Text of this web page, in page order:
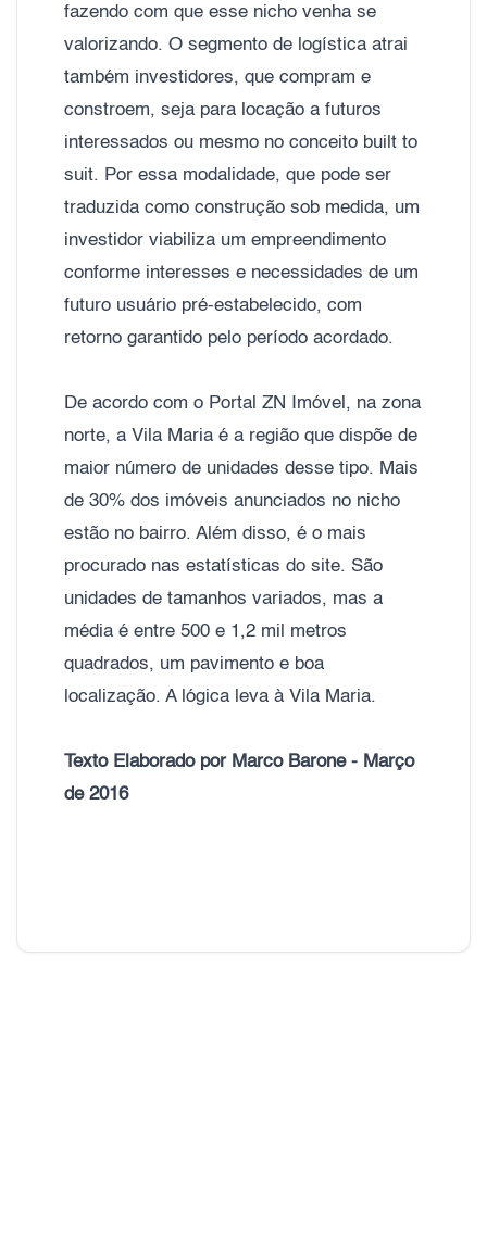
fazendo com que esse nicho venha se
valorizando. O segmento de logística atrai
também investidores, que compram e
constroem, seja para locação a futuros
interessados ou mesmo no conceito built to
suit. Por essa modalidade, que pode ser
traduzida como construção sob medida, um
investidor viabiliza um empreendimento
conforme interesses e necessidades de um
futuro usuário pré-estabelecido, com
retorno garantido pelo período acordado.
De acordo com o Portal ZN Imóvel, na zona
norte, a Vila Maria é a região que dispõe de
maior número de unidades desse tipo. Mais
de 30% dos imóveis anunciados no nicho
estão no bairro. Além disso, é o mais
procurado nas estatísticas do site. São
unidades de tamanhos variados, mas a
média é entre 500 e 1,2 mil metros
quadrados, um pavimento e boa
localização. A lógica leva à Vila Maria.
Texto Elaborado por Marco Barone - Março
de 2016